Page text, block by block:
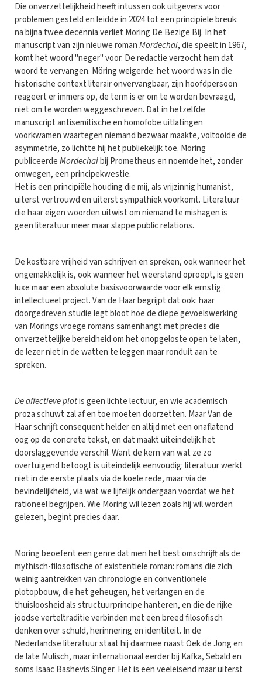
Die onverzettelijkheid heeft intussen ook uitgevers voor
problemen gesteld en leidde in 2024 tot een principiële breuk:
na bijna twee decennia verliet Möring De Bezige Bij. In het
manuscript van zijn nieuwe romanMordechai, die speelt in 1967,
komt het woord "neger" voor. De redactie verzocht hem dat
woord te vervangen. Möring weigerde: het woord was in die
historische context literair onvervangbaar, zijn hoofdpersoon
reageert er immers op, de term is er om te worden bevraagd,
niet om te worden weggeschreven. Dat in hetzelfde
manuscript antisemitische en homofobe uitlatingen
voorkwamen waartegen niemand bezwaar maakte, voltooide de
asymmetrie, zo lichtte hij het publiekelijk toe. Möring
publiceerdeMordechaibij Prometheus en noemde het, zonder
omwegen, een principekwestie.
Het is een principiële houding die mij, als vrijzinnig humanist,
uiterst vertrouwd en uiterst sympathiek voorkomt. Literatuur
die haar eigen woorden uitwist om niemand te mishagen is
geen literatuur meer maar slappe public relations.
De kostbare vrijheid van schrijven en spreken, ook wanneer het
ongemakkelijk is, ook wanneer het weerstand oproept, is geen
luxe maar een absolute basisvoorwaarde voor elk ernstig
intellectueel project. Van de Haar begrijpt dat ook: haar
doorgedreven studie legt bloot hoe de diepe gevoelswerking
van Mörings vroege romans samenhangt met precies die
onverzettelijke bereidheid om het onopgeloste open te laten,
de lezer niet in de watten te leggen maar ronduit aan te
spreken.
De affectieve plotis geen lichte lectuur, en wie academisch
proza schuwt zal af en toe moeten doorzetten. Maar Van de
Haar schrijft consequent helder en altijd met een onaflatend
oog op de concrete tekst, en dat maakt uiteindelijk het
doorslaggevende verschil. Want de kern van wat ze zo
overtuigend betoogt is uiteindelijk eenvoudig: literatuur werkt
niet in de eerste plaats via de koele rede, maar via de
bevindelijkheid, via wat we lijfelijk ondergaan voordat we het
rationeel begrijpen. Wie Möring wil lezen zoals hij wil worden
gelezen, begint precies daar.
Möring beoefent een genre dat men het best omschrijft als de
mythisch-filosofische of existentiële roman: romans die zich
weinig aantrekken van chronologie en conventionele
plotopbouw, die het geheugen, het verlangen en de
thuisloosheid als structuurprincipe hanteren, en die de rijke
joodse verteltraditie verbinden met een breed filosofisch
denken over schuld, herinnering en identiteit. In de
Nederlandse literatuur staat hij daarmee naast Oek de Jong en
de late Mulisch, maar internationaal eerder bij Kafka, Sebald en
soms Isaac Bashevis Singer. Het is een veeleisend maar uiterst